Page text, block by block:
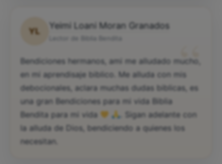
YL
Yeimi Loani Moran Granados
“
Bendiciones hermanos, ami me alludado mucho,
en mi aprendisaje biblico. Me alluda con mis
debocionales, aclara muchas dudas biblicas, es
una gran Bendiciones para mi vida Biblia
Bendita para mi vida
. Sigan adelante con
la alluda de Dios, bendiciendo a quienes los
necesitan.